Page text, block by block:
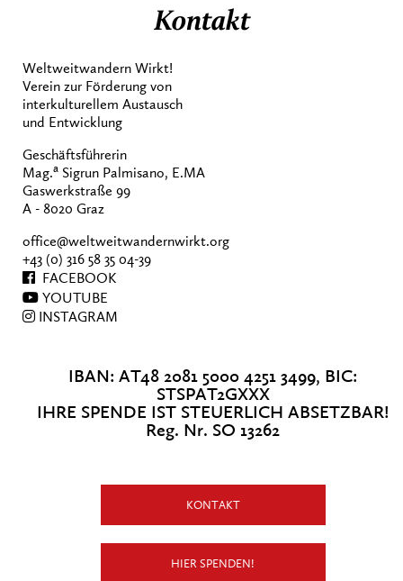
Kontakt
Weltweitwandern Wirkt!
Verein zur Förderung von
interkulturellem Austausch
und Entwicklung
Geschäftsführerin
Mag.a Sigrun Palmisano, E.MA
Gaswerkstraße 99
A - 8020 Graz
office@weltweitwandernwirkt.org
+43 (0) 316 58 35 04-39
FACEBOOK
YOUTUBE
INSTAGRAM
IBAN: AT48 2081 5000 4251 3499, BIC:
STSPAT2GXXX
IHRE SPENDE IST STEUERLICH ABSETZBAR!
Reg. Nr. SO 13262
KONTAKT
HIER SPENDEN!